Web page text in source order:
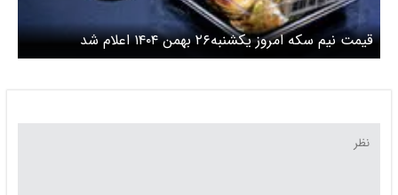
قیمت نیم سکه امروز یکشنبه۲۶ بهمن ۱۴۰۴ اعلام شد